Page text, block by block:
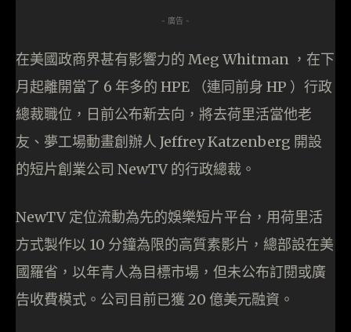
- 廣告 -
在美國政商界甚有影響力的 Meg Whitman ，在下
月起離開當了 6 年多的 HPE （連同前身 HP ）行政
總裁職位，日前公布新去向，將去荷里活當他老
友、夢工場動畫創辦人 Jeffrey Katzenberg 開設
的短片創業公司 NewTV 的行政總裁。
NewTV 定位流動為先的娛樂短片平台，用荷里活
方式製作以 10 分鐘為限的高質素影片，總部設在美
國羅省，以年青人為目標市場，但未公布訂閱或廣
告收費模式。公司目前已獲 20 億美元融資。